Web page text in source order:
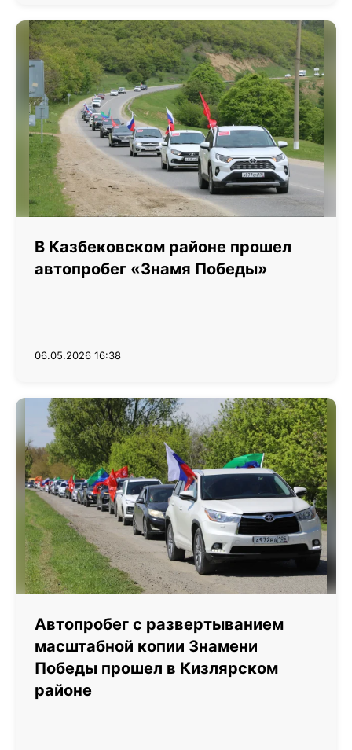
В Казбековском районе прошел
автопробег «Знамя Победы»
06.05.2026 16:38
Автопробег с развертыванием
масштабной копии Знамени
Победы прошел в Кизлярском
районе